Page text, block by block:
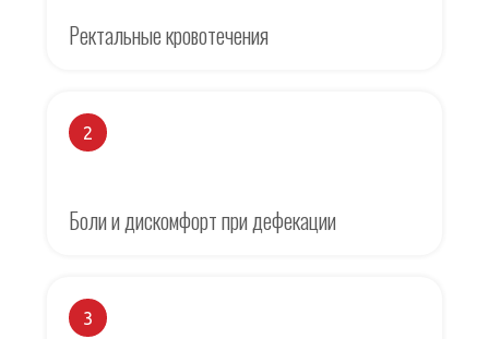
Ректальные кровотечения
2
Боли и дискомфорт при дефекации
3